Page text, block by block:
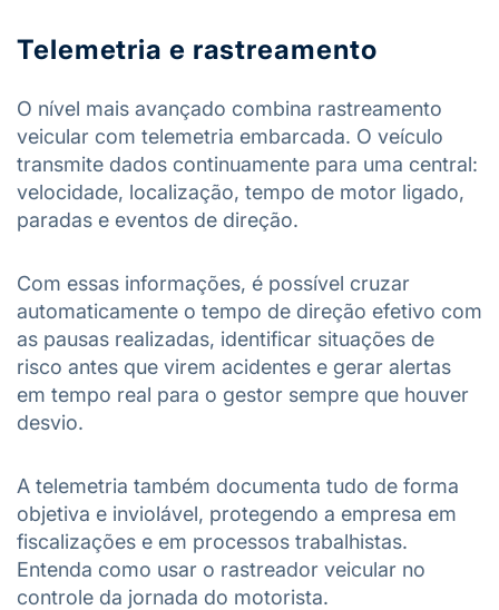
Telemetria e rastreamento
O nível mais avançado combina rastreamento
veicular com telemetria embarcada. O veículo
transmite dados continuamente para uma central:
velocidade, localização, tempo de motor ligado,
paradas e eventos de direção.
Com essas informações, é possível cruzar
automaticamente o tempo de direção efetivo com
as pausas realizadas, identificar situações de
risco antes que virem acidentes e gerar alertas
em tempo real para o gestor sempre que houver
desvio.
A telemetria também documenta tudo de forma
objetiva e inviolável, protegendo a empresa em
fiscalizações e em processos trabalhistas.
Entenda como usar o rastreador veicular no
controle da jornada do motorista.